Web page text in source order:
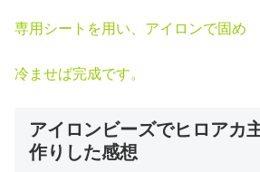
専用シートを用い、アイロンで固め
冷ませば完成です。
アイロンビーズでヒロアカ
作りした感想